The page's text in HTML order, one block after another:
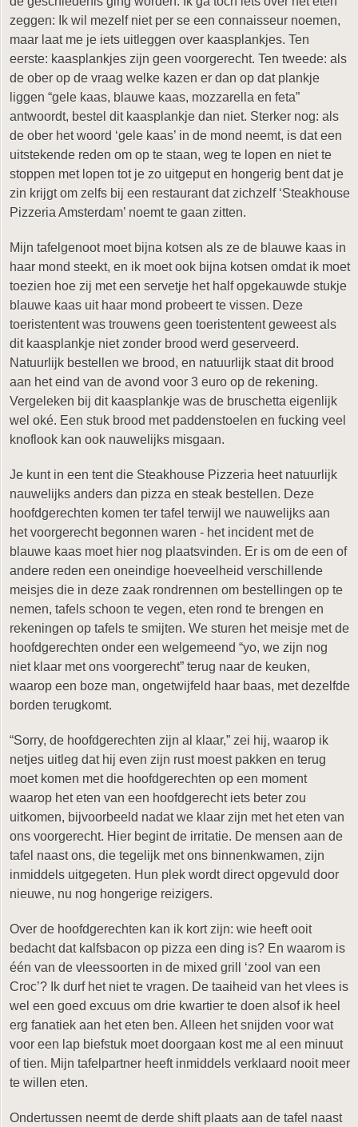
zeggen: Ik wil mezelf niet per se een connaisseur noemen,
maar laat me je iets uitleggen over kaasplankjes. Ten
eerste: kaasplankjes zijn geen voorgerecht. Ten tweede: als
de ober op de vraag welke kazen er dan op dat plankje
liggen “gele kaas, blauwe kaas, mozzarella en feta”
antwoordt, bestel dit kaasplankje dan niet. Sterker nog: als
de ober het woord ‘gele kaas’ in de mond neemt, is dat een
uitstekende reden om op te staan, weg te lopen en niet te
stoppen met lopen tot je zo uitgeput en hongerig bent dat je
zin krijgt om zelfs bij een restaurant dat zichzelf ‘Steakhouse
Pizzeria Amsterdam’ noemt te gaan zitten.
Mijn tafelgenoot moet bijna kotsen als ze de blauwe kaas in
haar mond steekt, en ik moet ook bijna kotsen omdat ik moet
toezien hoe zij met een servetje het half opgekauwde stukje
blauwe kaas uit haar mond probeert te vissen. Deze
toeristentent was trouwens geen toeristentent geweest als
dit kaasplankje niet zonder brood werd geserveerd.
Natuurlijk bestellen we brood, en natuurlijk staat dit brood
aan het eind van de avond voor 3 euro op de rekening.
Vergeleken bij dit kaasplankje was de bruschetta eigenlijk
wel oké. Een stuk brood met paddenstoelen en fucking veel
knoflook kan ook nauwelijks misgaan.
Je kunt in een tent die Steakhouse Pizzeria heet natuurlijk
nauwelijks anders dan pizza en steak bestellen. Deze
hoofdgerechten komen ter tafel terwijl we nauwelijks aan
het voorgerecht begonnen waren - het incident met de
blauwe kaas moet hier nog plaatsvinden. Er is om de een of
andere reden een oneindige hoeveelheid verschillende
meisjes die in deze zaak rondrennen om bestellingen op te
nemen, tafels schoon te vegen, eten rond te brengen en
rekeningen op tafels te smijten. We sturen het meisje met de
hoofdgerechten onder een welgemeend “yo, we zijn nog
niet klaar met ons voorgerecht” terug naar de keuken,
waarop een boze man, ongetwijfeld haar baas, met dezelfde
borden terugkomt.
“Sorry, de hoofdgerechten zijn al klaar,” zei hij, waarop ik
netjes uitleg dat hij even zijn rust moest pakken en terug
moet komen met die hoofdgerechten op een moment
waarop het eten van een hoofdgerecht iets beter zou
uitkomen, bijvoorbeeld nadat we klaar zijn met het eten van
ons voorgerecht. Hier begint de irritatie. De mensen aan de
tafel naast ons, die tegelijk met ons binnenkwamen, zijn
inmiddels uitgegeten. Hun plek wordt direct opgevuld door
nieuwe, nu nog hongerige reizigers.
Over de hoofdgerechten kan ik kort zijn: wie heeft ooit
bedacht dat kalfsbacon op pizza een ding is? En waarom is
één van de vleessoorten in de mixed grill ‘zool van een
Croc’? Ik durf het niet te vragen. De taaiheid van het vlees is
wel een goed excuus om drie kwartier te doen alsof ik heel
erg fanatiek aan het eten ben. Alleen het snijden voor wat
voor een lap biefstuk moet doorgaan kost me al een minuut
of tien. Mijn tafelpartner heeft inmiddels verklaard nooit meer
te willen eten.
Ondertussen neemt de derde shift plaats aan de tafel naast